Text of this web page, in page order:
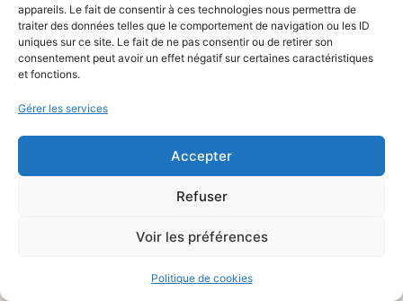
appareils. Le fait de consentir à ces technologies nous permettra de
traiter des données telles que le comportement de navigation ou les ID
uniques sur ce site. Le fait de ne pas consentir ou de retirer son
consentement peut avoir un effet négatif sur certaines caractéristiques
et fonctions.
Gérer les services
Accepter
Refuser
Voir les préférences
Politique de cookies